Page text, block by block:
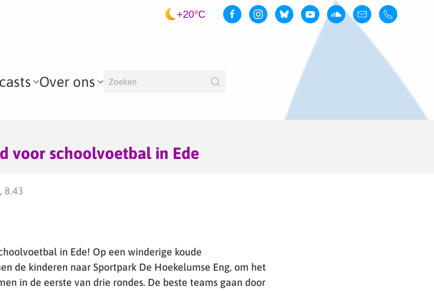
+20°C
Over ons
voor schoolvoetbal in Ede
8.43
in Ede! Op een winderige koude
de kinderen naar Sportpark De Hoekelumse Eng, om het
in de eerste van drie rondes. De beste teams gaan door